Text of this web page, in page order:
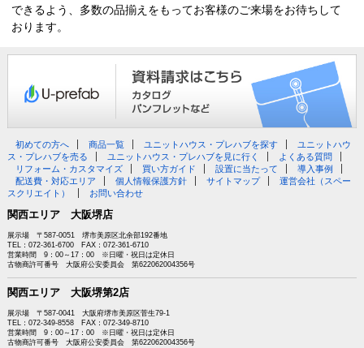
できるよう、多数の品揃えをもってお客様のご来場をお待ちして
おります。
初めての方へ 商品一覧 ユニットハウス・プレハブを探す
ユニットハウ
ス・プレハブを売る
ユニットハウス・プレハブを見に行く
よくある質問
リフォーム・カスタマイズ
買い方ガイド 設置に当たって
導入事例
配送費・対応エリア
個人情報保護方針 サイトマップ
運営会社（スペー
スクリエイト）
お問い合わせ
関西エリア 大阪堺店
展示場 〒587-0051 堺市美原区北余部192番地
TEL：072-361-6700 FAX：072-361-6710
営業時間 9：00～17：00 ※日曜・祝日は定休日
古物商許可番号 大阪府公安委員会 第622062004356号
関西エリア 大阪堺第2店
展示場 〒587-0041 大阪府堺市美原区菅生79-1
TEL：072-349-8558 FAX：072-349-8710
営業時間 9：00～17：00 ※日曜・祝日は定休日
古物商許可番号 大阪府公安委員会 第622062004356号